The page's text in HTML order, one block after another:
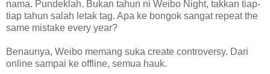
nama. Pundeklah. Bukan tahun ni Weibo Night, takkan tiap-
tiap tahun salah letak tag. Apa ke bongok sangat repeat the
same mistake every year?
Benaunya, Weibo memang suka create controversy. Dari
online sampai ke offline, semua hauk.